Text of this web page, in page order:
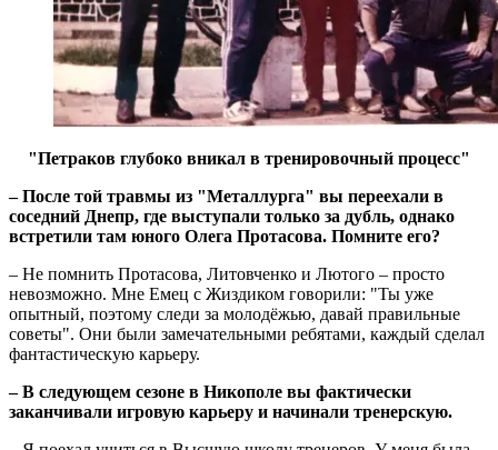
"Петраков глубоко вникал в тренировочный процесс"
– После той травмы из "Металлурга" вы переехали в
соседний Днепр, где выступали только за дубль, однако
встретили там юного Олега Протасова. Помните его?
– Не помнить Протасова, Литовченко и Лютого – просто
невозможно. Мне Емец с Жиздиком говорили: "Ты уже
опытный, поэтому следи за молодёжью, давай правильные
советы". Они были замечательными ребятами, каждый сделал
фантастическую карьеру.
– В следующем сезоне в Никополе вы фактически
заканчивали игровую карьеру и начинали тренерскую.